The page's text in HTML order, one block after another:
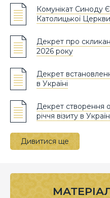
Комунікат Синоду
Католицької
Декрет про
2026 року
Декрет
в Україні
Декрет створення
річчя візиту в
Дивитися ще